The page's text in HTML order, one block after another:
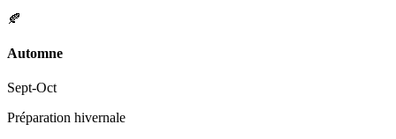
🍂
Automne
Sept-Oct
Préparation hivernale